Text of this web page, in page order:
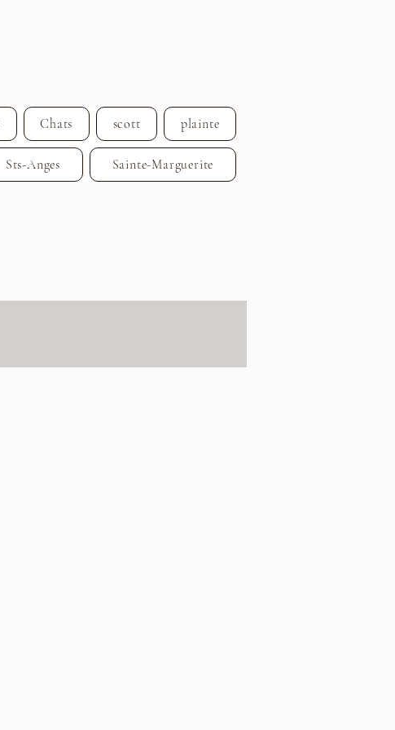
Chats scott plainte
Sts-Anges Sainte-Marguerite